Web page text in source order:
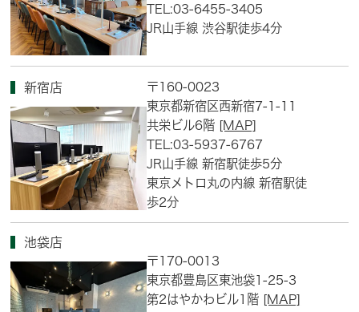
TEL:03-6455-3405
JR山手線 渋谷駅徒歩4分
新宿店
〒160-0023
東京都新宿区西新宿7-1-11
共栄ビル6階 [MAP]
TEL:03-5937-6767
JR山手線 新宿駅徒歩5分
東京メトロ丸の内線 新宿駅徒
歩2分
池袋店
〒170-0013
東京都豊島区東池袋1-25-3
第2はやかわビル1階 [MAP]